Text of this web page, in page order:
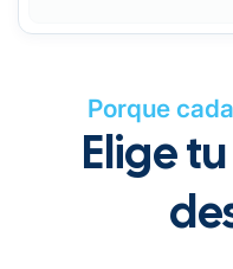
Porque
Elige